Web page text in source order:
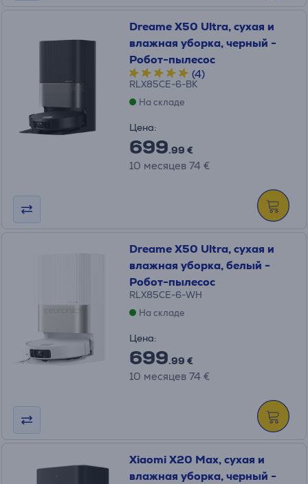
Dreame X50 Ultra, сухая и
влажная уборка, черный -
Робот-пылесос
(4)
RLX85CE-6-BK
На складе
Цена:
699.99 €
10 месяцев 74 €
Dreame X50 Ultra, сухая и
влажная уборка, белый -
Робот-пылесос
RLX85CE-6-WH
На складе
Цена:
699.99 €
10 месяцев 74 €
Xiaomi X20 Max, сухая и
влажная уборка, черный -